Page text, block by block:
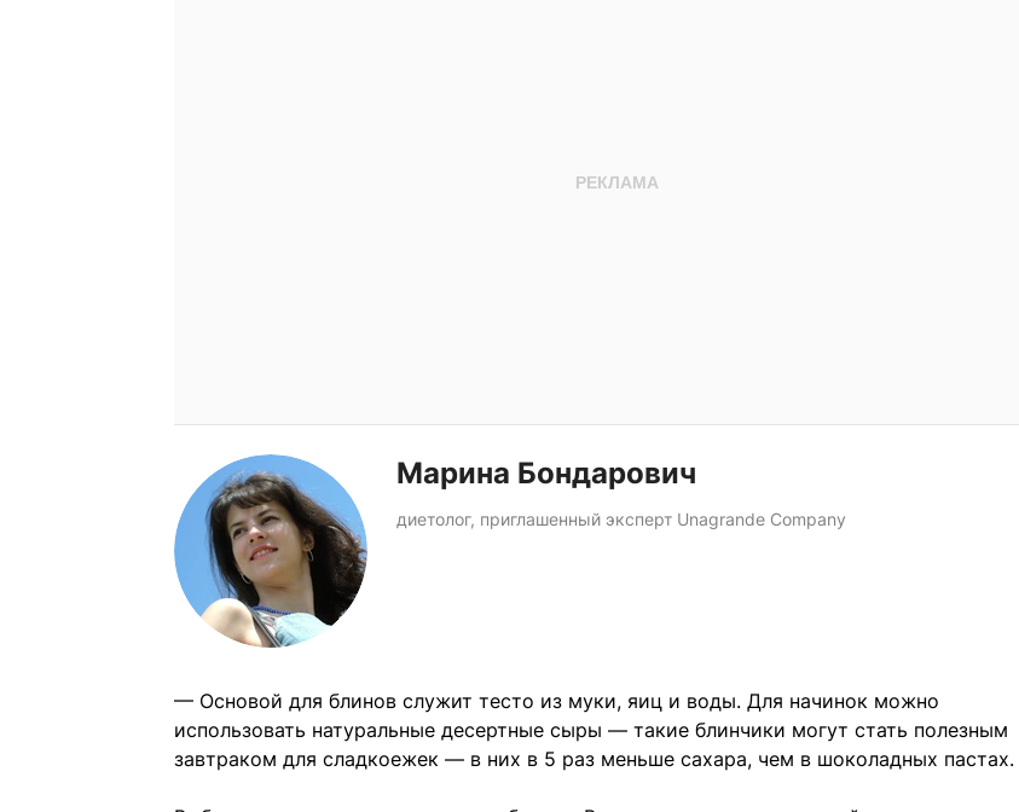
Марина Бондарович
диетолог, приглашенный эксперт Unagrande Company
— Основой для блинов служит тесто из муки, яиц и воды. Для начинок можно
использовать натуральные десертные сыры — такие блинчики могут стать полезным
завтраком для сладкоежек — в них в 5 раз меньше сахара, чем в шоколадных пастах.